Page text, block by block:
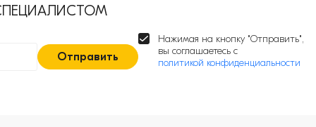
Отправить
Нажимая на кнопку "Отправить",
вы соглашаетесь с
политикой конфиденциальности